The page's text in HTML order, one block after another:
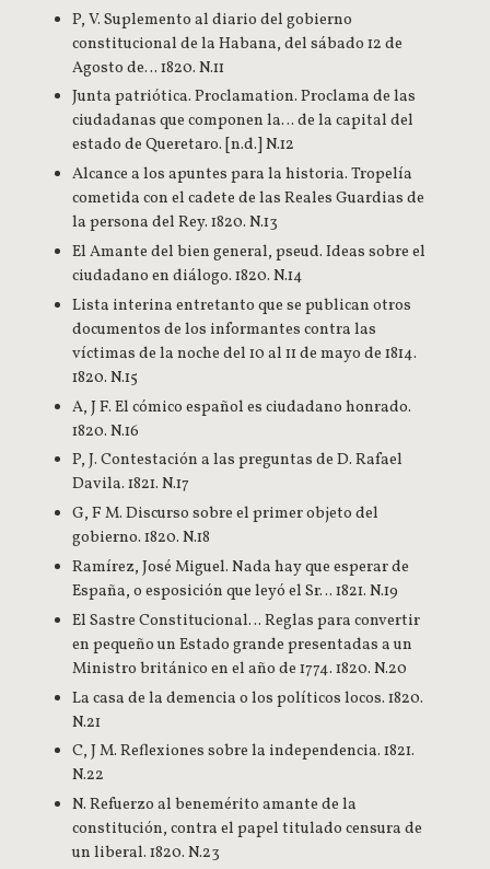
P, V. Suplemento al diario del gobierno
constitucional de la Habana, del sábado 12 de
Agosto de… 1820. N.11
Junta patriótica. Proclamation. Proclama de las
ciudadanas que componen la… de la capital del
estado de Queretaro. [n.d.] N.12
Alcance a los apuntes para la historia. Tropelía
cometida con el cadete de las Reales Guardias de
la persona del Rey. 1820. N.13
El Amante del bien general, pseud. Ideas sobre el
ciudadano en diálogo. 1820. N.14
Lista interina entretanto que se publican otros
documentos de los informantes contra las
víctimas de la noche del 10 al 11 de mayo de 1814.
1820. N.15
A, J F. El cómico español es ciudadano honrado.
1820. N.16
P, J. Contestación a las preguntas de D. Rafael
Davila. 1821. N.17
G, F M. Discurso sobre el primer objeto del
gobierno. 1820. N.18
Ramírez, José Miguel. Nada hay que esperar de
España, o esposición que leyó el Sr… 1821. N.19
El Sastre Constitucional… Reglas para convertir
en pequeño un Estado grande presentadas a un
Ministro británico en el año de 1774. 1820. N.20
La casa de la demencia o los políticos locos. 1820.
N.21
C, J M. Reflexiones sobre la independencia. 1821.
N.22
N. Refuerzo al benemérito amante de la
constitución, contra el papel titulado censura de
un liberal. 1820. N.23